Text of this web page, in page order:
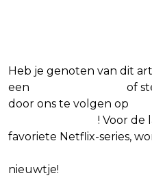
Heb je genoten van dit
een
of
door ons te volgen op
! Voor de
favoriete Netflix-series,
nieuwtje!